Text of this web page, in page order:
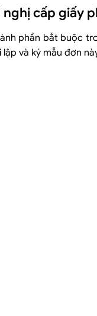
cấp giấy
phần bắt buộc
và ký mẫu đơn